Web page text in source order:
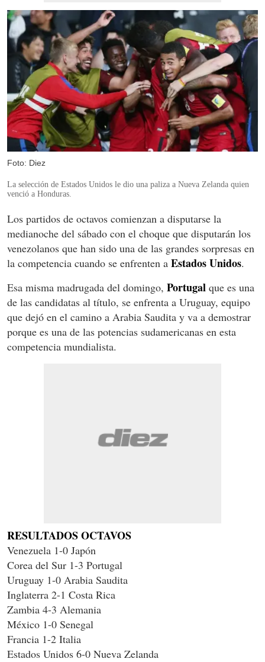
Foto: Diez
La selección de Estados Unidos le dio una paliza a Nueva Zelanda quien
venció a Honduras.
Los partidos de octavos comienzan a disputarse la
medianoche del sábado con el choque que disputarán los
venezolanos que han sido una de las grandes sorpresas en
la competencia cuando se enfrenten a Estados Unidos.
Esa misma madrugada del domingo, Portugal que es una
de las candidatas al título, se enfrenta a Uruguay, equipo
que dejó en el camino a Arabia Saudita y va a demostrar
porque es una de las potencias sudamericanas en esta
competencia mundialista.
RESULTADOS OCTAVOS
Venezuela 1-0 Japón
Corea del Sur 1-3 Portugal
Uruguay 1-0 Arabia Saudita
Inglaterra 2-1 Costa Rica
Zambia 4-3 Alemania
México 1-0 Senegal
Francia 1-2 Italia
Estados Unidos 6-0 Nueva Zelanda